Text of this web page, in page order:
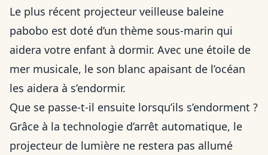
Le plus récent projecteur veilleuse baleine
pabobo est doté d’un thème sous-marin qui
aidera votre enfant à dormir. Avec une étoile de
mer musicale, le son blanc apaisant de l’océan
les aidera à s’endormir.
Que se passe-t-il ensuite lorsqu’ils s’endorment ?
Grâce à la technologie d’arrêt automatique, le
projecteur de lumière ne restera pas allumé